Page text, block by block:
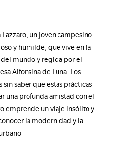
Lazzaro, un joven campesino
y humilde, que vive en la
del mundo y regida por el
Alfonsina de Luna. Los
saber que estas prácticas
una profunda amistad con el
emprende un viaje insólito y
la modernidad y la